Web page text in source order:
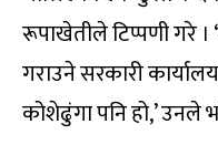
रूपाखेतीले टिप्पणी गरे
गराउने सरकारी
कोशेढुंगा पनि हो,’ उनले